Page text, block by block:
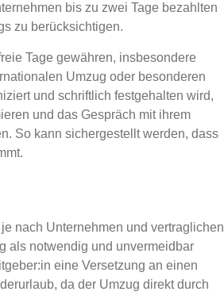
bis zu zwei Tage bezahlten
zu berücksichtigen.
Tage gewähren, insbesondere
Umzug oder besonderen
und schriftlich festgehalten wird,
und das Gespräch mit ihrem
So kann sichergestellt werden, dass
je nach Unternehmen und vertraglichen
als notwendig und unvermeidbar
eine Versetzung an einen
da der Umzug direkt durch